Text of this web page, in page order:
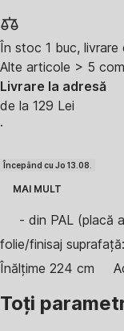
În stoc 1 buc,
Alte articole > 5
Livrare la adresă
de la 129 Lei
·
Începând cu Jo 13.08.
MAI MULT
- din PAL (placă
folie/finisaj
Înălțime 224 cm
Toți